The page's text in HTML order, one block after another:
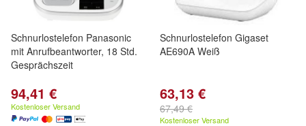
Schnurlostelefon Panasonic
mit Anrufbeantworter, 18 Std.
Gesprächszeit
94,41 €
Kostenloser Versand
Schnurlostelefon Gigaset
AE690A Weiß
63,13 €
67,49 €
Kostenloser Versand